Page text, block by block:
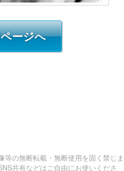
ージへ
等の無断転載・無断使用を固く禁じま
共有などはご自由にお使いくださ